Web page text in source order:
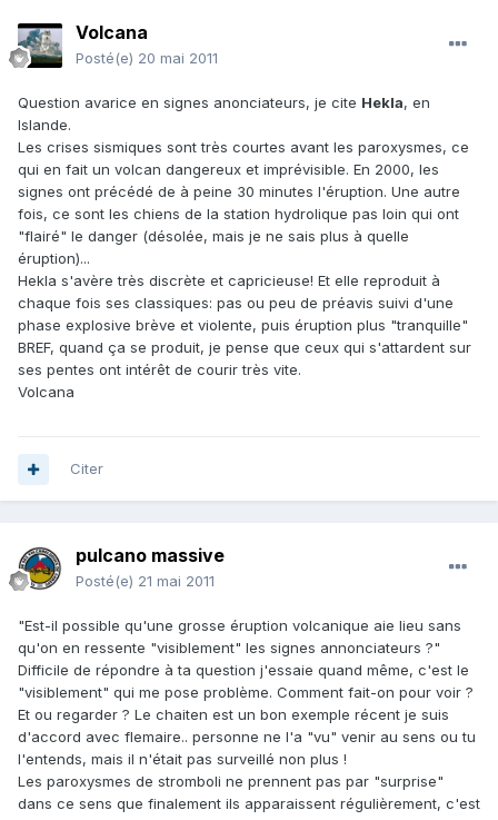
Volcana
Posté(e) 20 mai 2011
Question avarice en signes anonciateurs, je cite Hekla, en
Islande.
Les crises sismiques sont très courtes avant les paroxysmes, ce
qui en fait un volcan dangereux et imprévisible. En 2000, les
signes ont précédé de à peine 30 minutes l'éruption. Une autre
fois, ce sont les chiens de la station hydrolique pas loin qui ont
"flairé" le danger (désolée, mais je ne sais plus à quelle
éruption)...
Hekla s'avère très discrète et capricieuse! Et elle reproduit à
chaque fois ses classiques: pas ou peu de préavis suivi d'une
phase explosive brève et violente, puis éruption plus "tranquille"
BREF, quand ça se produit, je pense que ceux qui s'attardent sur
ses pentes ont intérêt de courir très vite.
Volcana
Citer
pulcano massive
Posté(e) 21 mai 2011
"Est-il possible qu'une grosse éruption volcanique aie lieu sans
qu'on en ressente "visiblement" les signes annonciateurs ?"
Difficile de répondre à ta question j'essaie quand même, c'est le
"visiblement" qui me pose problème. Comment fait-on pour voir ?
Et ou regarder ? Le chaiten est un bon exemple récent je suis
d'accord avec flemaire.. personne ne l'a "vu" venir au sens ou tu
l'entends, mais il n'était pas surveillé non plus !
Les paroxysmes de stromboli ne prennent pas par "surprise"
dans ce sens que finalement ils apparaissent régulièrement, c'est